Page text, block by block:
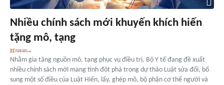
Nhiều chính sách mới khuyến khích hiến
tặng mô, tạng
Nhằm gia tăng nguồn mô, tạng phục vụ điều trị, Bộ Y tế đang đề xuất
nhiều chính sách mới mang tính đột phá trong dự thảo Luật sửa đổi, bổ
sung một số điều của Luật Hiến, lấy, ghép mô, bộ phận cơ thể người và